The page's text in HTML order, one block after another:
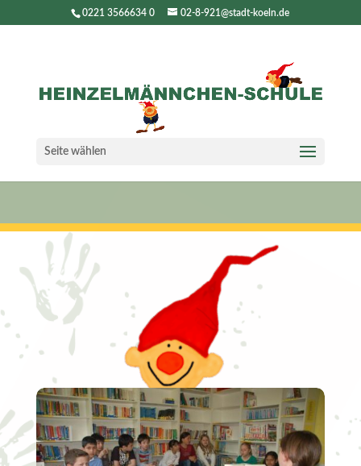
0221 3566634 0 02-8-921@stadt-koeln.de
Seite wählen